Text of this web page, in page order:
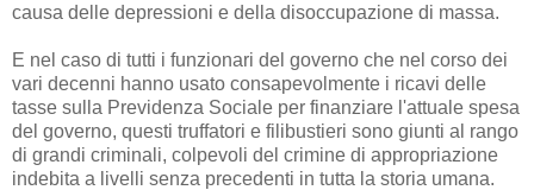
causa delle depressioni e della disoccupazione di massa.
E nel caso di tutti i funzionari del governo che nel corso dei
vari decenni hanno usato consapevolmente i ricavi delle
tasse sulla Previdenza Sociale per finanziare l'attuale spesa
del governo, questi truffatori e filibustieri sono giunti al rango
di grandi criminali, colpevoli del crimine di appropriazione
indebita a livelli senza precedenti in tutta la storia umana.